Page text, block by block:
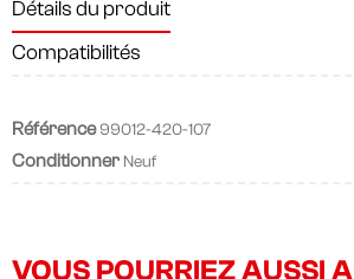
Détails du produit
Compatibilités
Référence99012-420-107
Conditionner Neuf
VOUS POURRIEZ AUSSI